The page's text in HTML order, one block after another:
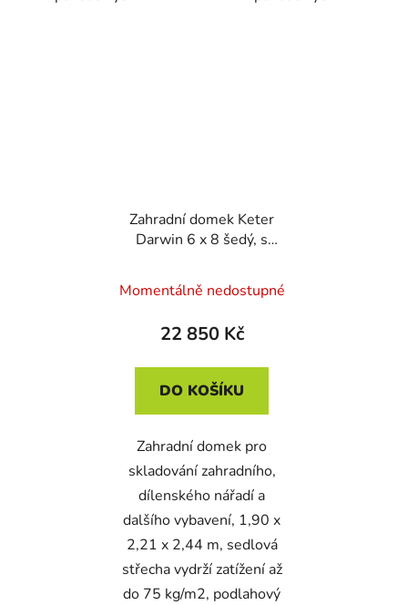
Zahradní domek Keter
Darwin 6 x 8 šedý, s
Momentálně nedostupné
22 850 Kč
DO KOŠÍKU
Zahradní domek pro
skladování zahradního,
dílenského nářadí a
dalšího vybavení, 1,90 x
2,21 x 2,44 m, sedlová
střecha vydrží zatížení až
do 75 kg/m2, podlahový